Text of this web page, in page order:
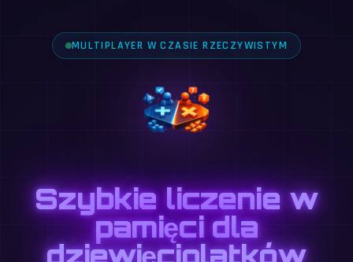
MULTIPLAYER W CZASIE RZECZYWISTYM
Szybkie liczenie w
pamięci dla